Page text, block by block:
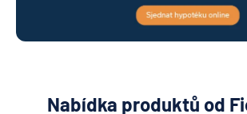
Nabídka produktů od